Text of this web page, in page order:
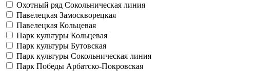
Охотный ряд Сокольническая линия
Павелецкая Замоскворецкая
Павелецкая Кольцевая
Парк культуры Кольцевая
Парк культуры Бутовская
Парк культуры Сокольническая линия
Парк Победы Арбатско-Покровская